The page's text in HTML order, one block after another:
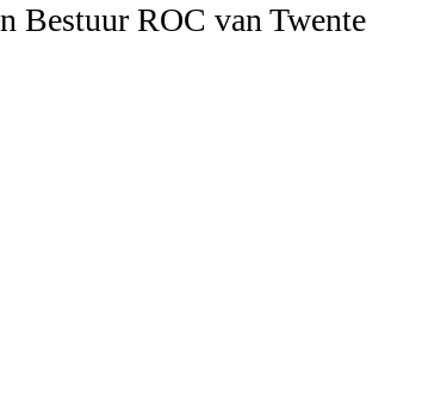
Bestuur ROC van Twente